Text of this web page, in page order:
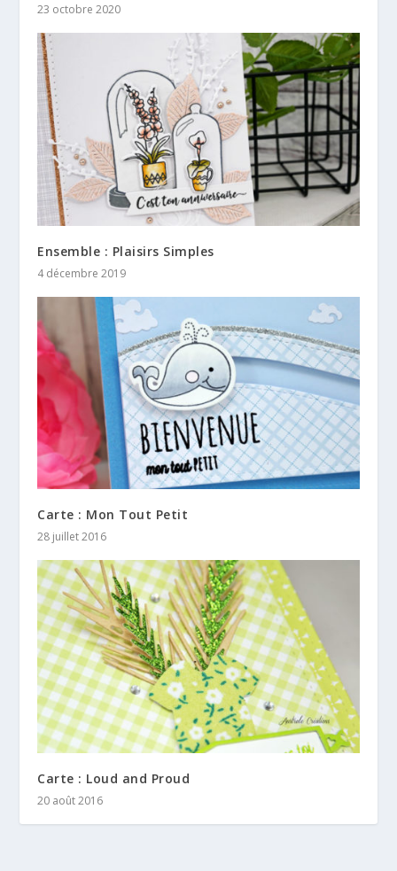
23 octobre 2020
Ensemble : Plaisirs Simples
4 décembre 2019
Carte : Mon Tout Petit
28 juillet 2016
Carte : Loud and Proud
20 août 2016